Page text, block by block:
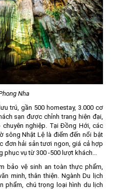
Nha
trú, gần 500 homestay, 3.000 cơ
sạn được chỉnh trang hiện đại,
nghiệp. Tại Đồng Hới, các
sông Nhật Lệ là điểm đến nổi bật
đơn hải sản tươi ngon, giá cả hợp
vụ từ 300 -500 lượt khách...
bảo vệ sinh an toàn thực phẩm,
minh, thân thiện. Ngành Du lịch
phẩm, chú trọng loại hình du lịch